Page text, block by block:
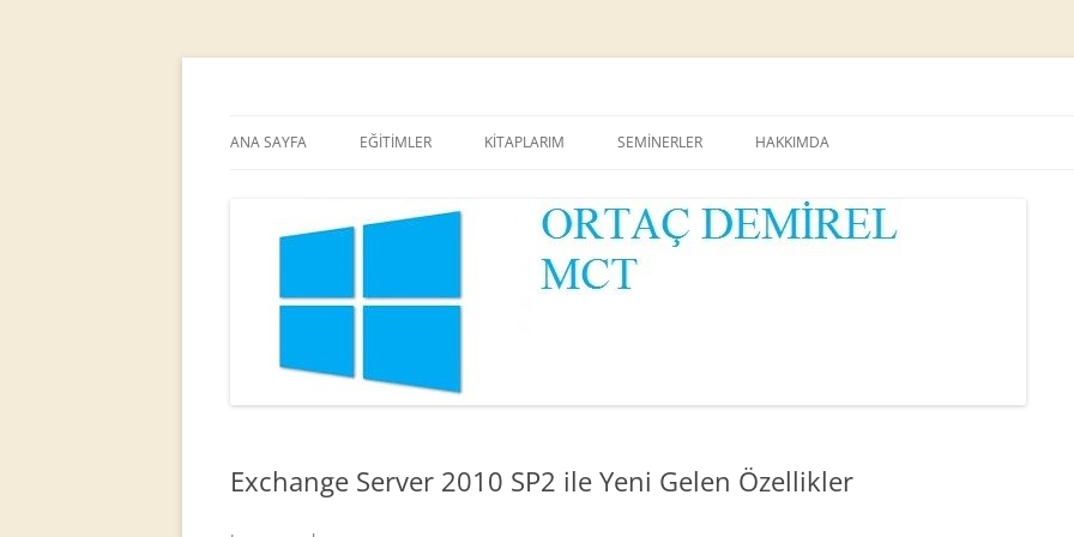
to
ANA SAYFA EĞİTİMLER KİTAPLARIM SEMİNERLER HAKKIMDA
Exchange Server 2010 SP2 ile Yeni Gelen Özellikler